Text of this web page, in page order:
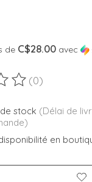
de C$28.00avec
évalué à
(0)
stock (Délai de
en